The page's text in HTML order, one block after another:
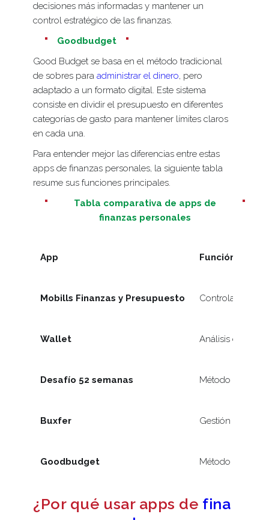
decisiones más informadas y mantener un
control estratégico de las finanzas.
Goodbudget
Good Budget se basa en el método tradicional
de sobres para administrar el dinero, pero
adaptado a un formato digital. Este sistema
consiste en dividir el presupuesto en diferentes
categorías de gasto para mantener límites claros
en cada una.
Para entender mejor las diferencias entre estas
apps de finanzas personales, la siguiente tabla
resume sus funciones principales.
Tabla comparativa de apps de
finanzas personales
App Función
Mobills Finanzas y Presupuesto Controlar
Wallet Análisis de
Desafío 52 semanas Método de
Buxfer Gestión integral
Goodbudget Método de
¿Por qué usar apps de fina